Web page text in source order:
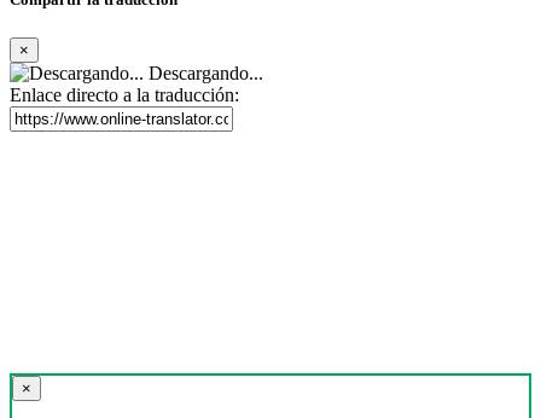
×
Descargando...
Enlace directo a la traducción:
×